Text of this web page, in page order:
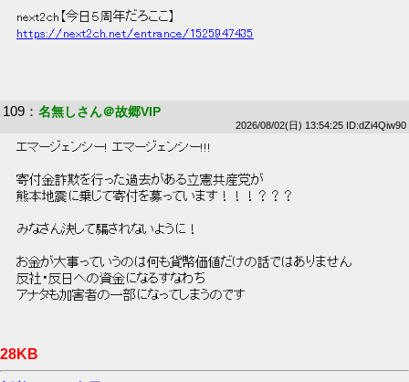
next2ch【今日５周年だろここ】
https://next2ch.net/entrance/1525947435
109 ： 名無しさん＠故郷VIP
2026/08/02(日) 13:54:25 ID:dZi4Qiw90
エマージェンシー! エマージェンシー!!!
寄付金詐欺を行った過去がある立憲共産党が
熊本地震に乗じて寄付を募っています！！！？？？
みなさん決して騙されないように！
お金が大事っていうのは何も貨幣価値だけの話ではありません
反社・反日への資金になるすなわち
アナタも加害者の一部になってしまうのです
28KB